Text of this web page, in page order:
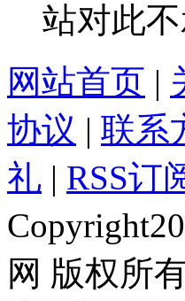
站对此
网站首页 |
协议 | 联系
礼 | RSS订
网 版权所